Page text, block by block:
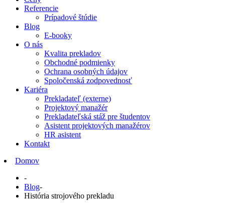
Referencie
Prípadové štúdie
Blog
E-booky
O nás
Kvalita prekladov
Obchodné podmienky
Ochrana osobných údajov
Spoločenská zodpovednosť
Kariéra
Prekladateľ (externe)
Projektový manažér
Prekladateľská stáž pre študentov
Asistent projektových manažérov
HR asistent
Kontakt
Domov
-
Blog-
História strojového prekladu